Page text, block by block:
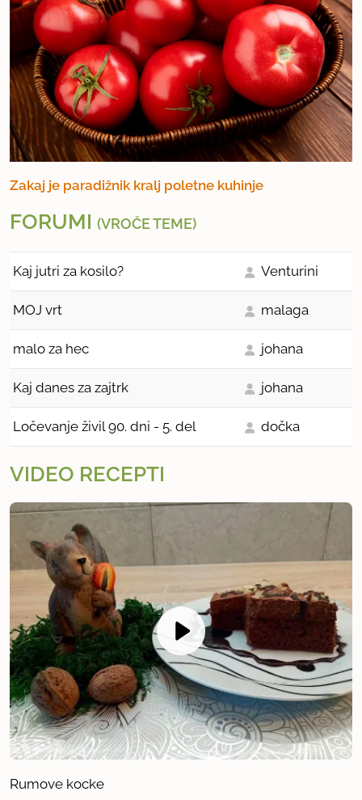
Zakaj je paradižnik kralj poletne kuhinje
FORUMI (VROČE TEME)
Kaj jutri za kosilo? Venturini
MOJ vrt malaga
malo za hec johana
Kaj danes za zajtrk johana
Ločevanje živil 90. dni - 5. del dočka
VIDEO RECEPTI
Rumove kocke